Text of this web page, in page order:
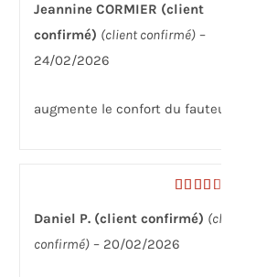
5
Jeannine CORMIER (client
confirmé) (client confirmé) –
24/02/2026
augmente le confort du fauteuil
sur 5
Daniel P. (client confirmé) (client
confirmé) – 20/02/2026